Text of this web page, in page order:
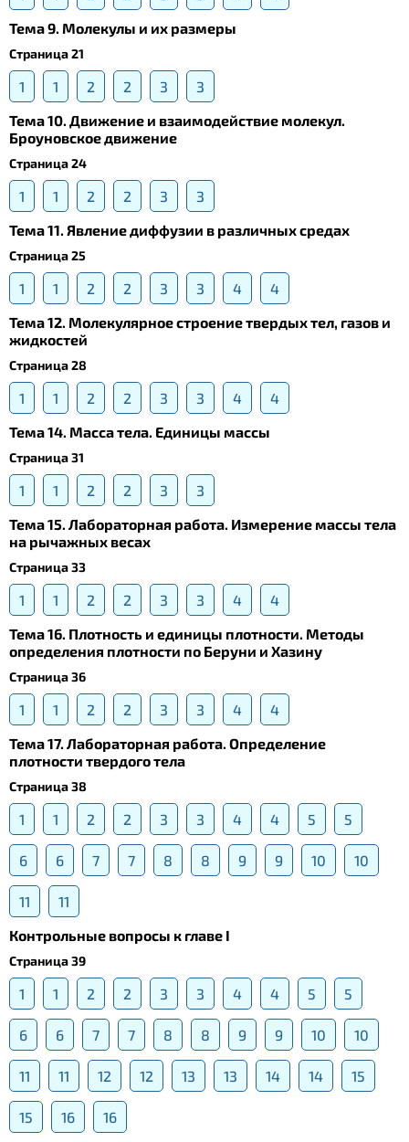
Тема 9. Молекулы и их размеры
Страница 21
1 1 2 2 3
3
Тема 10. Движение и взаимодействие молекул.
Броуновское движение
Страница 24
1 1 2 2 3
3
Тема 11. Явление диффузии в различных средах
Страница 25
1 1 2 2 3 3 4
4
Тема 12. Молекулярное строение твердых тел, газов и
жидкостей
Страница 28
1 1 2 2 3 3 4
4
Тема 14. Масса тела. Единицы массы
Страница 31
1 1 2 2 3
3
Тема 15. Лабораторная работа. Измерение массы тела
на рычажных весах
Страница 33
1 1 2 2 3 3 4
4
Тема 16. Плотность и единицы плотности. Методы
определения плотности по Беруни и Хазину
Страница 36
1 1 2 2 3 3 4
4
Тема 17. Лабораторная работа. Определение
плотности твердого тела
Страница 38
1 1 2 2 3 3 4 4 5 5
6 6 7 7 8 8 9 9 10 10
11
11
Контрольные вопросы к главе I
Страница 39
1 1 2 2 3 3 4 4 5 5
6 6 7 7 8 8 9 9 10 10
11 11 12 12 13 13 14 14 15
15 16 16